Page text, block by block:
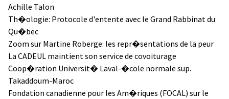
Achille Talon
Th�ologie: Protocole d'entente avec le Grand Rabbinat du
Qu�bec
Zoom sur Martine Roberge: les repr�sentations de la peur
La CADEUL maintient son service de covoiturage
Coop�ration Universit� Laval-�cole normale sup.
Takaddoum-Maroc
Fondation canadienne pour les Am�riques (FOCAL) sur le